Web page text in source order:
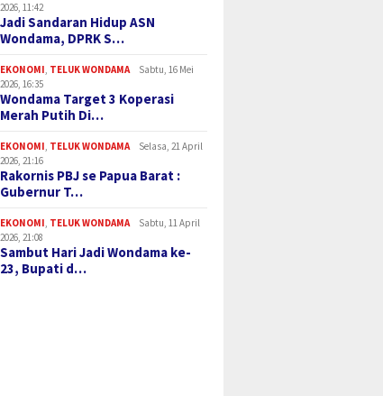
2026, 11:42
Jadi Sandaran Hidup ASN
Wondama, DPRK S…
EKONOMI, TELUK WONDAMA
Sabtu, 16 Mei
2026, 16:35
Wondama Target 3 Koperasi
Merah Putih Di…
EKONOMI, TELUK WONDAMA
Selasa, 21 April
2026, 21:16
Rakornis PBJ se Papua Barat :
Gubernur T…
EKONOMI, TELUK WONDAMA
Sabtu, 11 April
2026, 21:08
Sambut Hari Jadi Wondama ke-
23, Bupati d…